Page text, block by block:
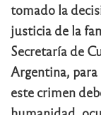
tomado la
justicia de la
Secretaría de
Argentina,
este crimen